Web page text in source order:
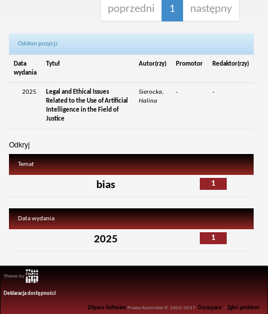
poprzedni 1 następny
Odsłon pozycji:
Data
wydania
Tytuł Autor(rzy) Promotor Redaktor(rzy)
2025
Legal and Ethical Issues
Related to the Use of Artificial
Intelligence in the Field of
Justice
Sierocka,
Halina
- -
Odkryj
Temat
1
bias
Data wydania
1
2025
Theme by
Deklaracja dostępności
DSpace Software Prawa Autorskie © 2002-2017 Duraspace -Zgłoś problem